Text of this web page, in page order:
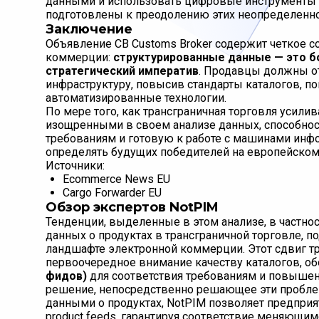
подготовлены к преодолению этих
Заключение
Объявление CB Customs Broker содержит четкое
коммерции: структурированные данные — это
стратегический императив. Продавцы должны
инфраструктуру, повысив стандарты каталогов,
автоматизированные технологии.
По мере того, как трансграничная торговля
изощренными в своем анализе данных,
требованиям и готовую к работе с машинами
определять будущих победителей на
Источники:
Ecommerce News EU
Cargo Forwarder EU
Обзор экспертов NotPIM
Тенденции, выделенные в этом анализе, в
данных о продуктах в трансграничной торговле,
ландшафте электронной коммерции. Этот сдвиг
первоочередное внимание качеству каталогов,
фидов) для соответствия требованиям и
решение, непосредственно решающее эти
данными о продуктах, NotPIM позволяет